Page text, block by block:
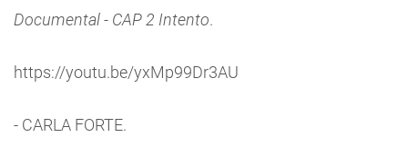
Documental - CAP 2 Intento.
https://youtu.be/yxMp99Dr3AU
- CARLA FORTE.